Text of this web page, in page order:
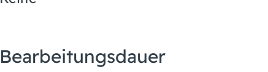
Bearbeitungsdauer